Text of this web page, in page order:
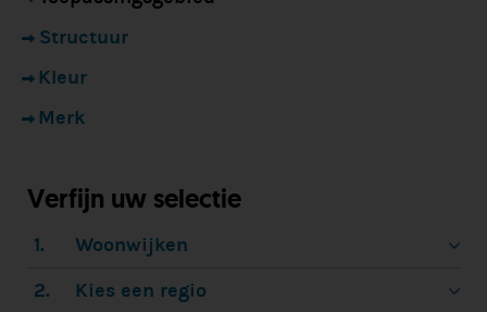
Structuur
Kleur
Merk
Verfijn uw selectie
1.
Woonwijken
2.
Kies een regio